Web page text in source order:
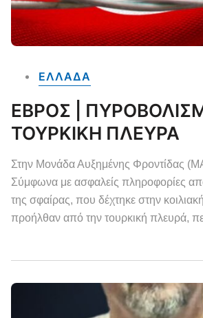
ΕΛΛΑΔΑ
ΕΒΡΟΣ |
ΤΟΥΡΚΙΚΗ ΠΛΕΥΡΑ
Στην Μονάδα Αυξημένης Φροντίδας
Σύμφωνα με ασφαλείς πληροφορίες
της σφαίρας, που δέχτηκε στην
προήλθαν από την τουρκική πλευρά,